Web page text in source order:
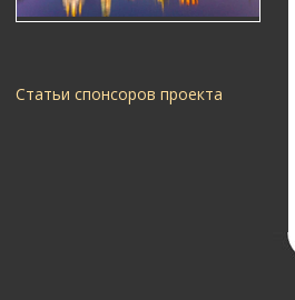
Статьи спонсоров проекта